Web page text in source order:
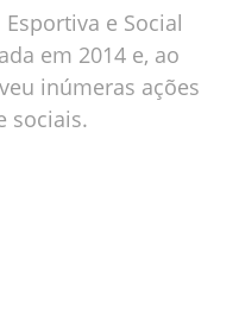
e Social
em 2014 e, ao
inúmeras ações
sociais.